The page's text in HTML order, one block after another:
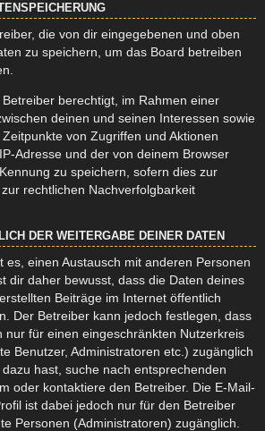
die von dir eingegebenen und oben
zu speichern, um das Board betreiben
berechtigt, im Rahmen einer
deinen und seinen Interessen sowie
von Zugriffen und Aktionen
Adresse und der von deinem Browser
zu speichern, sofern dies zur
rechtlichen Nachverfolgbarkeit
DER WEITERGABE DEINER DATEN
es, einen Austausch mit anderen Personen
dir daher bewusst, dass die Daten deines
Beiträge im Internet öffentlich
Der Betreiber kann jedoch festlegen, dass
nur für einen eingeschränkten Nutzerkreis
Benutzer, Administratoren etc.) zugänglich
hast, suche nach entsprechenden
oder kontaktiere den Betreiber. Die E-Mail-
ist dabei jedoch nur für den Betreiber
Personen (Administratoren) zugänglich.